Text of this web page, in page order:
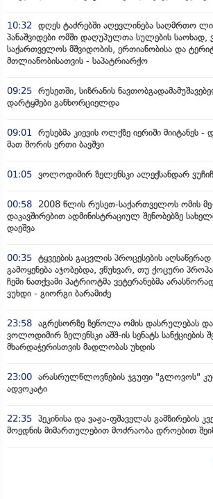
10:32
დღეს ტაძრებში აღევლინება საღმრთო
პანაშვიდები ომში დაღუპულთა სულების
საქართველოს მშვიდობის, ერთიანობისა და
მთლიანობისათვის - საპატრიარქო
09:25 რუსეთში, სიზრანის
დარტყმები განხორციელდა
09:01
რუსებმა კიევის ოლქზე იერიში მიიტანეს -
მათ შორის ერთი ბავშვი
01:05 ვოლოდიმირ ზელენსკი ალექსანდარ
00:58
2008 წლის რუსეთ-საქართველოს ომის
დაკავშირებით ადმინისტრაციულ შენობებზე
დაეშვა
00:35 ტყვეების გაცვლის პროცესების აღსაწერად
გამოყენება აჯობებდა, ვწუხვარ, თუ ქოცური
ჩემი ნათქვამი პატრიოტმა ვეტერანებმა
ვუხდი - გიორგი ბარამიძე
23:58 აგრესორზე ზეწოლა ომის დასრულებას
ვოლოდიმირ ზელენსკი აშშ-ის სენატს სანქციების
მხარდაჭერისთვის მადლობას უხდის
23:00 არასრულწლოვნების ჯგუფი "გლოვოს"
ადვოკატი
22:35 პეკინისა და ვაჟა-ფშაველას გამზირების
მოედნის მიმართულებით მოძრაობა დროებით